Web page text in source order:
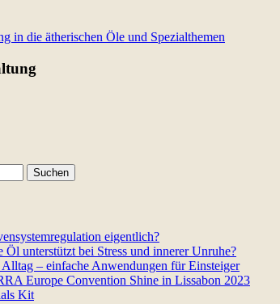
in die ätherischen Öle und Spezialthemen
eigentlich?
Öl unterstützt bei Stress und innerer Unruhe?
– einfache Anwendungen für Einsteiger
Europe Convention Shine in Lissabon 2023
Kit